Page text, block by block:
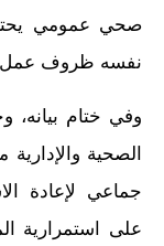
صحي عمومي
نفسه ظروف عمل
وفي ختام بيانه،
الصحية
جماعي لإعادة
على استمرارية